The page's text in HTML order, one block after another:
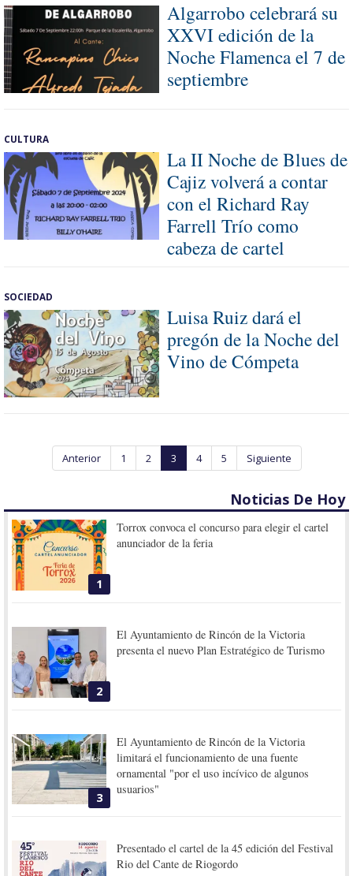
Algarrobo celebrará su
XXVI edición de la
Noche Flamenca el 7 de
septiembre
CULTURA
La II Noche de Blues de
Cajiz volverá a contar
con el Richard Ray
Farrell Trío como
cabeza de cartel
SOCIEDAD
Luisa Ruiz dará el
pregón de la Noche del
Vino de Cómpeta
Anterior 1 2 3 4 5 Siguiente
Noticias De Hoy
1
Torrox convoca el concurso para elegir el cartel
anunciador de la feria
2
El Ayuntamiento de Rincón de la Victoria
presenta el nuevo Plan Estratégico de Turismo
3
El Ayuntamiento de Rincón de la Victoria
limitará el funcionamiento de una fuente
ornamental "por el uso incívico de algunos
usuarios"
Presentado el cartel de la 45 edición del Festival
Rio del Cante de Riogordo